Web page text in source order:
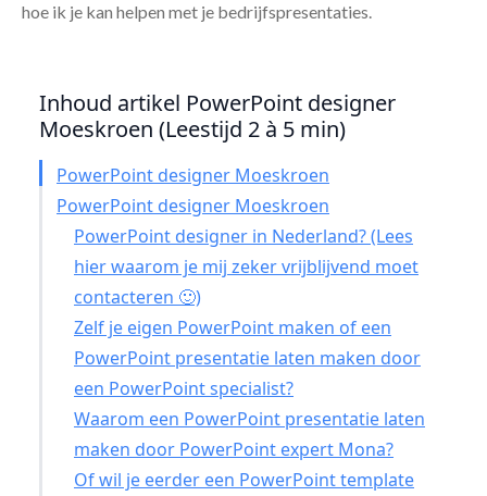
hoe ik je kan helpen met je bedrijfspresentaties.
Inhoud artikel PowerPoint designer
Moeskroen (Leestijd 2 à 5 min)
PowerPoint designer Moeskroen
PowerPoint designer Moeskroen
PowerPoint designer in Nederland? (Lees
hier waarom je mij zeker vrijblijvend moet
contacteren 🙂)
Zelf je eigen PowerPoint maken of een
PowerPoint presentatie laten maken door
een PowerPoint specialist?
Waarom een PowerPoint presentatie laten
maken door PowerPoint expert Mona?
Of wil je eerder een PowerPoint template